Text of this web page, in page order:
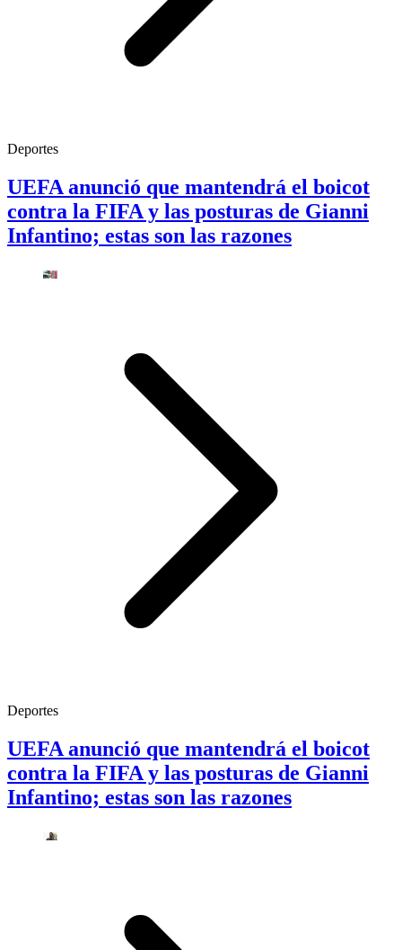
Deportes
UEFA anunció que mantendrá el boicot
contra la FIFA y las posturas de Gianni
Infantino; estas son las razones
Deportes
UEFA anunció que mantendrá el boicot
contra la FIFA y las posturas de Gianni
Infantino; estas son las razones